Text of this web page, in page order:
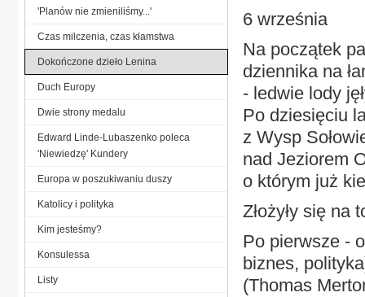
6 września
Na początek
dziennika na
- ledwie lody
Po dziesięciu
z Wysp
nad Jeziorem
o którym już
Złożyły się na
Po pierwsze -
biznes,
(Thomas
'Planów nie zmieniliśmy...'
Czas milczenia, czas kłamstwa
Dokończone dzieło Lenina
Duch Europy
Dwie strony medalu
Edward Linde-Lubaszenko poleca
'Niewiedzę' Kundery
Europa w poszukiwaniu duszy
Katolicy i polityka
Kim jesteśmy?
Konsulessa
Listy